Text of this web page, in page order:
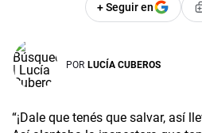
+ Seguir en
POR LUCÍA CUBEROS
“¡Dale que tenés que salvar, así